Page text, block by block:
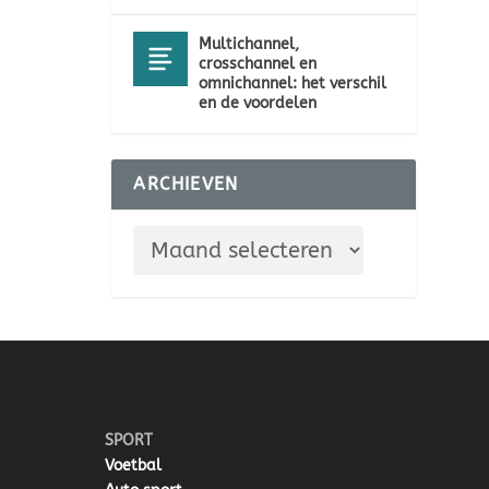
Multichannel,
crosschannel en
omnichannel: het verschil
en de voordelen
ARCHIEVEN
SPORT
Voetbal